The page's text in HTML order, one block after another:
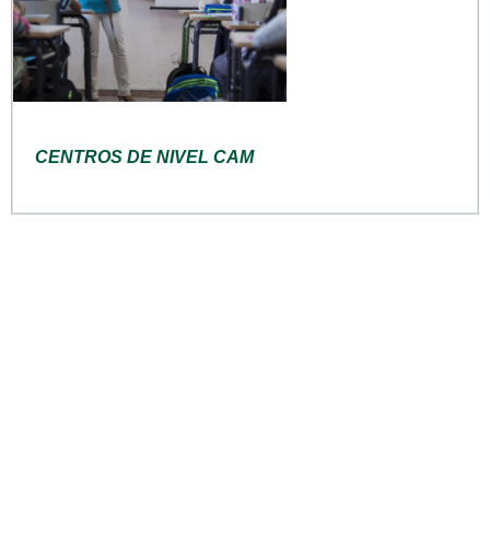
CENTROS DE NIVEL CAM